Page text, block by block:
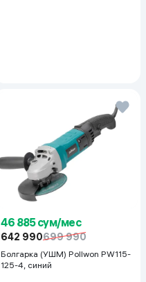
46 885 сум/мес
642 990699 990
Болгарка (УШМ) Pollwon PW115-
125-4, синий